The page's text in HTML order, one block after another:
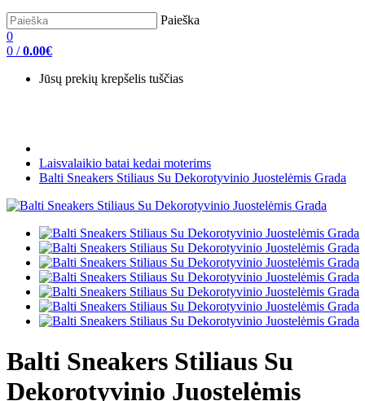
Paieška
0
0 / 0.00€
Jūsų prekių krepšelis tuščias
Laisvalaikio batai kedai moterims
Balti Sneakers Stiliaus Su Dekorotyvinio Juostelėmis Grada
Balti Sneakers Stiliaus Su
Dekorotyvinio Juostelėmis